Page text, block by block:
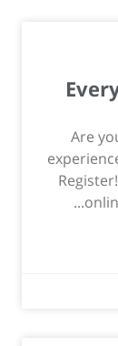
Are